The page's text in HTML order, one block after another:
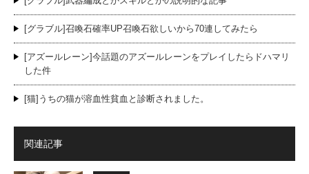
[グラブル]召喚石確率UP召喚石欲しいから70連してみたら
[アズールレーン]今話題のアズールレーンをプレイしたらドハマリ
した件
[猫]うちの猫が溶血性貧血と診断されました。
関連記事